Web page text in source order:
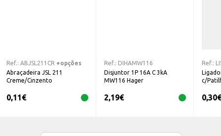
Ref.: ABJSL211CR +opções
Abraçadeira JSL 211
Creme/Cinzento
0,11€
Ref.: DIHAMW116
Disjuntor 1P 16A C 3kA
MW116 Hager
2,19€
Ref.:
c/
0,30€